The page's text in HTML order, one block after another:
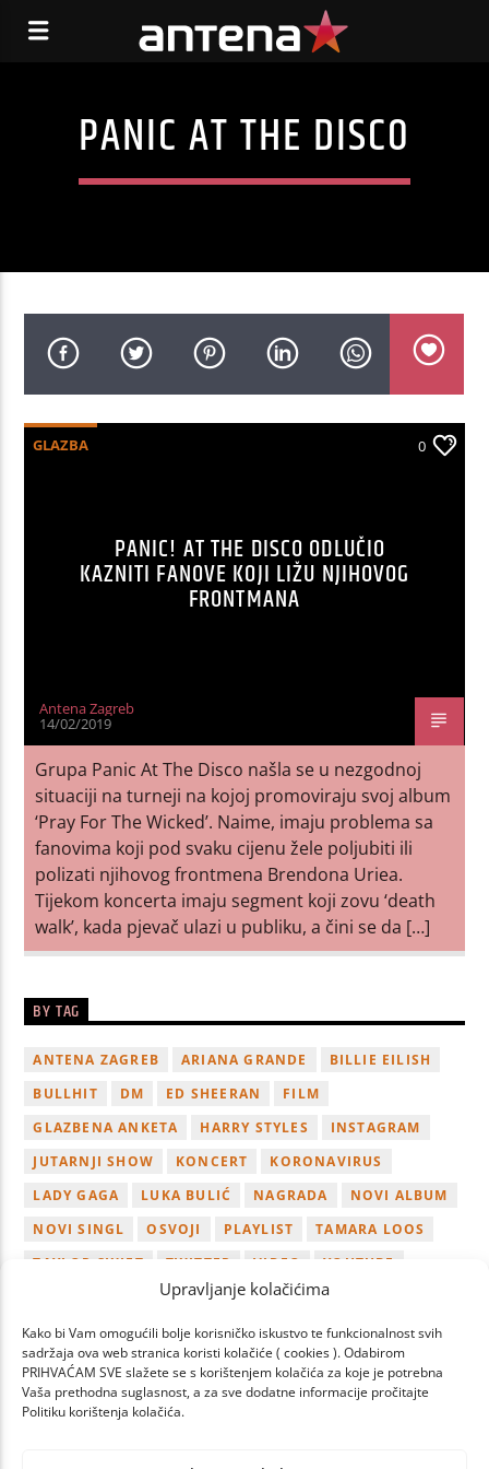
Upravljanje kolačićima
Kako bi Vam omogućili bolje korisničko iskustvo te funkcionalnost svih
sadržaja ova web stranica koristi kolačiće ( cookies ). Odabirom
PRIHVAĆAM SVE slažete se s korištenjem kolačića za koje je potrebna
Vaša prethodna suglasnost, a za sve dodatne informacije pročitajte
Politiku korištenja kolačića.
PANIC AT THE DISCO
GLAZBA 0
PANIC! AT THE DISCO ODLUČIO
KAZNITI FANOVE KOJI LIŽU NJIHOVOG
FRONTMANA
Antena Zagreb
14/02/2019
Grupa Panic At The Disco našla se u nezgodnoj
situaciji na turneji na kojoj promoviraju svoj album
‘Pray For The Wicked’. Naime, imaju problema sa
fanovima koji pod svaku cijenu žele poljubiti ili
polizati njihovog frontmena Brendona Uriea.
Tijekom koncerta imaju segment koji zovu ‘death
walk’, kada pjevač ulazi u publiku, a čini se da […]
BY TAG
ANTENA ZAGREB ARIANA GRANDE
BILLIE EILISH
BULLHIT
DM ED SHEERAN
FILM
GLAZBENA ANKETA
HARRY STYLES
INSTAGRAM
JUTARNJI SHOW
KONCERT
KORONAVIRUS
LADY GAGA
LUKA BULIĆ NAGRADA
NOVI ALBUM
NOVI SINGL
OSVOJI PLAYLIST
TAMARA LOOS
TAYLOR SWIFT
TWITTER VIDEO
YOUTUBE